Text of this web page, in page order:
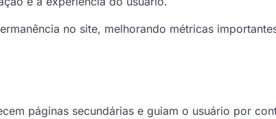
no site, melhorando métricas
páginas secundárias e guiam o usuário por